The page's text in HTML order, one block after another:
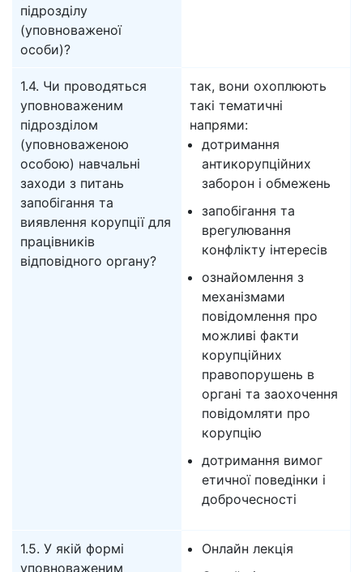
підрозділу
(уповноваженої
особи)?
1.4. Чи проводяться
уповноваженим
підрозділом
(уповноваженою
особою) навчальні
заходи з питань
запобігання та
виявлення корупції для
працівників
відповідного органу?
так, вони охоплюють
такі тематичні
напрями:
дотримання
антикорупційних
заборон і обмежень
запобігання та
врегулювання
конфлікту інтересів
ознайомлення з
механізмами
повідомлення про
можливі факти
корупційних
правопорушень в
органі та заохочення
повідомляти про
корупцію
дотримання вимог
етичної поведінки і
доброчесності
1.5. У якій формі
уповноваженим
Онлайн лекція